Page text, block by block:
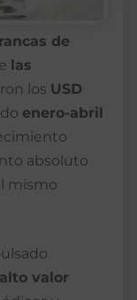
de
las
los USD
enero-abril
absoluto
mismo
valor